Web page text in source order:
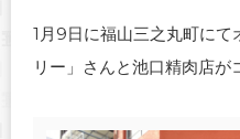
1月9日に福山三之丸町にて
リー」さんと池口精肉店が